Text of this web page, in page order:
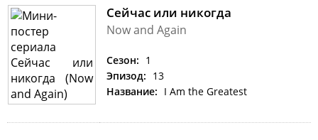
Сейчас или никогда
Now and Again
Сезон: 1
Эпизод: 13
Название: I Am the Greatest